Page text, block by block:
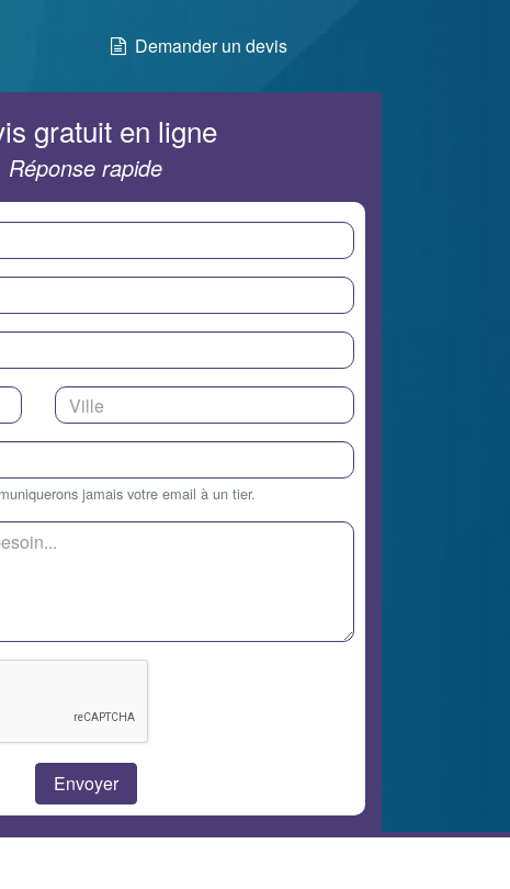
Demander un devis
gratuit en ligne
Réponse rapide
jamais votre email à un tier.